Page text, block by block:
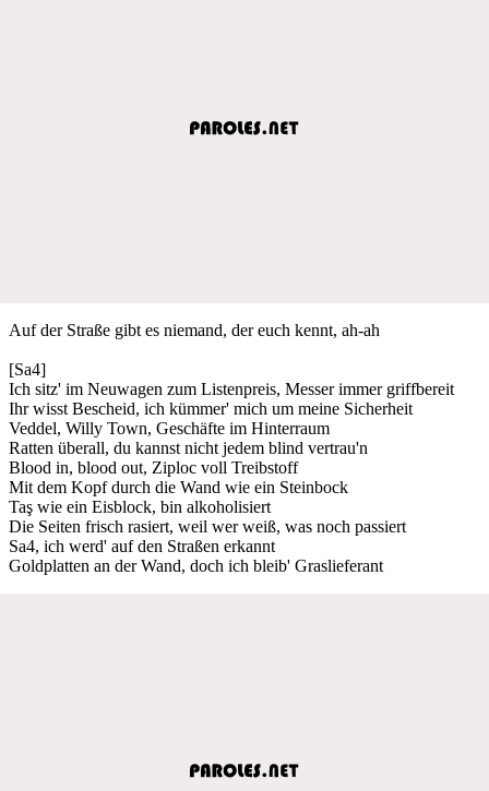
Auf der Straße gibt es niemand, der euch kennt, ah-ah
[Sa4]
Ich sitz' im Neuwagen zum Listenpreis, Messer immer griffbereit
Ihr wisst Bescheid, ich kümmer' mich um meine Sicherheit
Veddel, Willy Town, Geschäfte im Hinterraum
Ratten überall, du kannst nicht jedem blind vertrau'n
Blood in, blood out, Ziploc voll Treibstoff
Mit dem Kopf durch die Wand wie ein Steinbock
Taş wie ein Eisblock, bin alkoholisiert
Die Seiten frisch rasiert, weil wer weiß, was noch passiert
Sa4, ich werd' auf den Straßen erkannt
Goldplatten an der Wand, doch ich bleib' Graslieferant